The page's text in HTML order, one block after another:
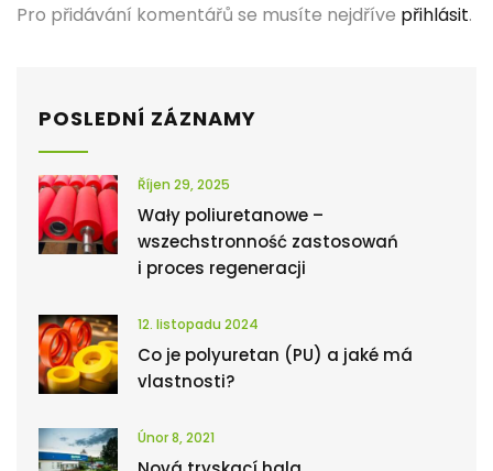
Pro přidávání komentářů se musíte nejdříve přihlásit.
POSLEDNÍ ZÁZNAMY
Říjen 29, 2025
Wały poliuretanowe –
wszechstronność zastosowań
i proces regeneracji
12. listopadu 2024
Co je polyuretan (PU) a jaké má
vlastnosti?
Únor 8, 2021